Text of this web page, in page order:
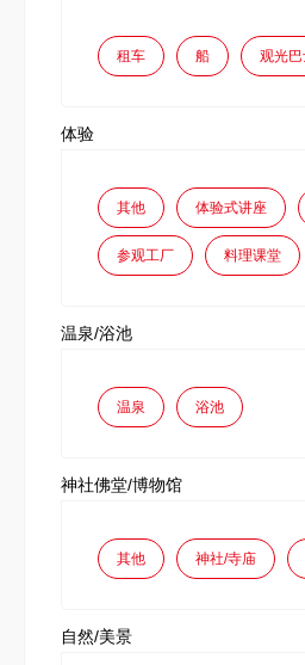
租车 船 观光
体验
其他 体验式讲座
参观工厂 料理课堂
温泉/浴池
温泉 浴池
神社佛堂/博物馆
其他 神社/寺庙
自然/美景